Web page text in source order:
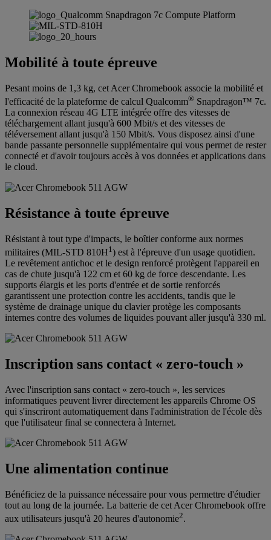
Mobilité à toute épreuve
Pesant moins de 1,3 kg, cet Acer Chromebook associe la mobilité et
l'efficacité de la plateforme de calcul Qualcomm® Snapdragon™ 7c.
La connexion réseau 4G LTE intégrée offre des vitesses de
téléchargement allant jusqu'à 600 Mbit/s et des vitesses de
téléversement allant jusqu'à 150 Mbit/s. Vous disposez ainsi d'une
bande passante personnelle supplémentaire qui vous permet de rester
connecté et d'avoir toujours accès à vos données et applications dans
le cloud.
Résistance à toute épreuve
Résistant à tout type d'impacts, le boîtier conforme aux normes
militaires (MIL-STD 810H1 ) est à l'épreuve d'un usage quotidien.
Le revêtement antichoc et le design renforcé protègent l'appareil en
cas de chute jusqu'à 122 cm et 60 kg de force descendante. Les
supports élargis et les ports d'entrée et de sortie renforcés
garantissent une protection contre les accidents, tandis que le
système de drainage unique du clavier protège les composants
internes contre des volumes de liquides pouvant aller jusqu'à 330 ml.
Inscription sans contact « zero-touch »
Avec l'inscription sans contact « zero-touch », les services
informatiques peuvent livrer directement les appareils Chrome OS
qui s'inscriront automatiquement dans l'administration de l'école dès
que l'utilisateur final se connectera à Internet.
Une alimentation continue
Bénéficiez de la puissance nécessaire pour vous permettre d'étudier
tout au long de la journée. La batterie de cet Acer Chromebook offre
aux utilisateurs jusqu'à 20 heures d'autonomie2.